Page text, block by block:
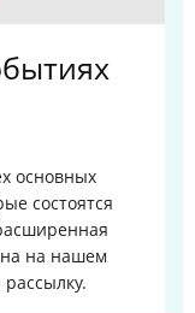
основных
состоятся
на нашем